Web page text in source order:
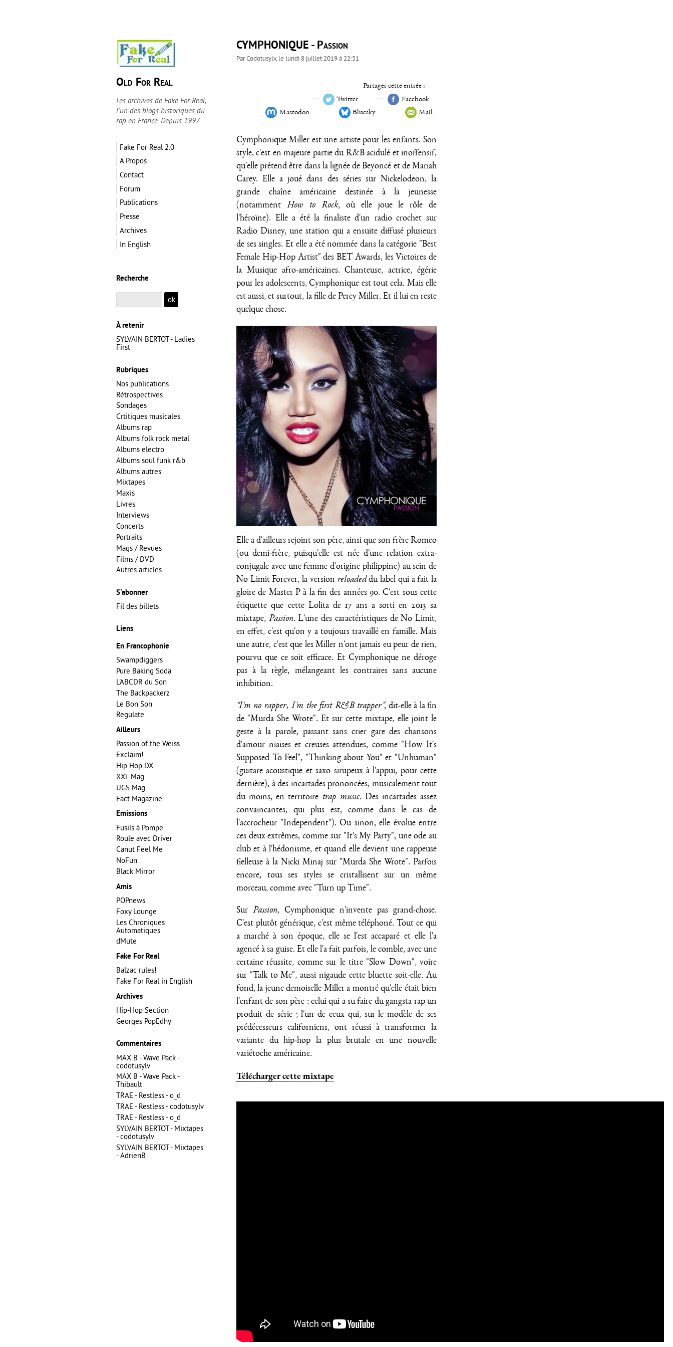
Old For Real
Les archives de Fake For Real,
l'un des blogs historiques du
rap en France. Depuis 1997.
Fake For Real 2.0
A Propos
Contact
Forum
Publications
Presse
Archives
In English
CYMPHONIQUE - Passion
ParCodotusylv, le lundi 8 juillet 2019 à 22:51
Partager cette entrée :
Twitter
Facebook
Mastodon
Bluesky Mail
Cymphonique Miller est une artiste pour les enfants. Son
style, c'est en majeure partie du R&B acidulé et inoffensif,
qu'elle prétend être dans la lignée de Beyoncé et de Mariah
Carey. Elle a joué dans des séries sur Nickelodeon, la
grande chaîne américaine destinée à la jeunesse
(notamment How to Rock, où elle joue le rôle de
l'héroïne). Elle a été la finaliste d'un radio crochet sur
Radio Disney, une station qui a ensuite diffusé plusieurs
de ses singles. Et elle a été nommée dans la catégorie "Best
Female Hip-Hop Artist" des BET Awards, les Victoires de
la Musique afro-américaines. Chanteuse, actrice, égérie
pour les adolescents, Cymphonique est tout cela. Mais elle
est aussi, et surtout, la fille de Percy Miller. Et il lui en reste
quelque chose.
Elle a d'ailleurs rejoint son père, ainsi que son frère Romeo
(ou demi-frère, puisqu'elle est née d'une relation extra-
conjugale avec une femme d'origine philippine) au sein de
No Limit Forever, la version reloadeddu label qui a fait la
gloire de Master P à la fin des années 90. C'est sous cette
étiquette que cette Lolita de 17 ans a sorti en 2013 sa
mixtape, Passion. L'une des caractéristiques de No Limit,
en effet, c'est qu'on y a toujours travaillé en famille. Mais
une autre, c'est que les Miller n'ont jamais eu peur de rien,
pourvu que ce soit efficace. Et Cymphonique ne déroge
pas à la règle, mélangeant les contraires sans aucune
inhibition.
"I'm no rapper, I'm the first R&B trapper", dit-elle à la fin
de "Murda She Wrote". Et sur cette mixtape, elle joint le
geste à la parole, passant sans crier gare des chansons
d'amour niaises et creuses attendues, comme "How It's
Supposed To Feel", "Thinking about You" et "Unhuman"
(guitare acoustique et saxo sirupeux à l'appui, pour cette
dernière), à des incartades prononcées, musicalement tout
du moins, en territoire trap music. Des incartades assez
convaincantes, qui plus est, comme dans le cas de
l'accrocheur "Independent"). Ou sinon, elle évolue entre
ces deux extrêmes, comme sur "It's My Party", une ode au
club et à l'hédonisme, et quand elle devient une rappeuse
fielleuse à la Nicki Minaj sur "Murda She Wrote". Parfois
encore, tous ses styles se cristallisent sur un même
morceau, comme avec "Turn up Time".
Sur Passion, Cymphonique n'invente pas grand-chose.
C'est plutôt générique, c'est même téléphoné. Tout ce qui
a marché à son époque, elle se l'est accaparé et elle l'a
agencé à sa guise. Et elle l'a fait parfois, le comble, avec une
certaine réussite, comme sur le titre "Slow Down", voire
sur "Talk to Me", aussi nigaude cette bluette soit-elle. Au
fond, la jeune demoiselle Miller a montré qu'elle était bien
l'enfant de son père : celui qui a su faire du gangsta rap un
produit de série ; l'un de ceux qui, sur le modèle de ses
prédécesseurs californiens, ont réussi à transformer la
variante du hip-hop la plus brutale en une nouvelle
variétoche américaine.
Télécharger cette mixtape
Recherche
À retenir
SYLVAIN BERTOT - Ladies
First
Rubriques
Nos publications
Rétrospectives
Sondages
Crtitiques musicales
Albums rap
Albums folk rock metal
Albums electro
Albums soul funk r&b
Albums autres
Mixtapes
Maxis
Livres
Interviews
Concerts
Portraits
Mags / Revues
Films / DVD
Autres articles
S'abonner
Fil des billets
Liens
En Francophonie
Swampdiggers
Pure Baking Soda
L'ABCDR du Son
The Backpackerz
Le Bon Son
Regulate
Ailleurs
Passion of the Weiss
Exclaim!
Hip Hop DX
XXL Mag
UGS Mag
Fact Magazine
Emissions
Fusils à Pompe
Roule avec Driver
Canut Feel Me
NoFun
Black Mirror
Amis
POPnews
Foxy Lounge
Les Chroniques
Automatiques
dMute
Fake For Real
Balzac rules!
Fake For Real in English
Archives
Hip-Hop Section
Georges PopEdhy
Commentaires
MAX B - Wave Pack -
codotusylv
MAX B - Wave Pack -
Thibault
TRAE - Restless - o_d
TRAE - Restless - codotusylv
TRAE - Restless - o_d
SYLVAIN BERTOT - Mixtapes
- codotusylv
SYLVAIN BERTOT - Mixtapes
- AdrienB